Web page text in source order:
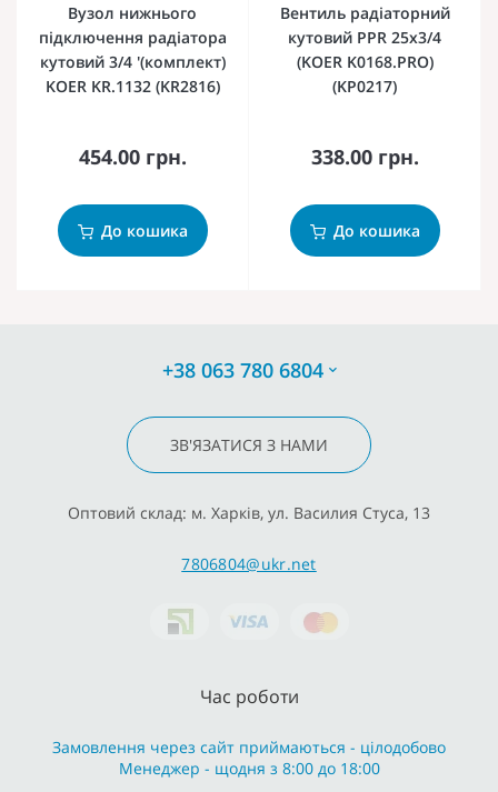
Вузол нижнього
підключення радіатора
кутовий 3/4 '(комплект)
KOER KR.1132 (KR2816)
454.00 грн.
До кошика
Вентиль радіаторний
кутовий PPR 25x3/4
(KOER K0168.PRO)
(KP0217)
338.00 грн.
До кошика
+38 063 780 6804
ЗВ'ЯЗАТИСЯ З НАМИ
Оптовий склад: м. Харків, ул. Василия Стуса, 13
7806804@ukr.net
Час роботи
Замовлення через сайт приймаються - цілодобово
Менеджер - щодня з 8:00 до 18:00